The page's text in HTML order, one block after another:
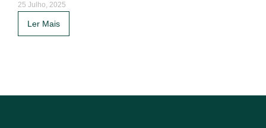
25 Julho, 2025
Ler Mais